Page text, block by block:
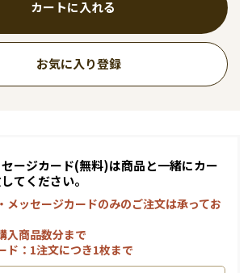
カートに入れる
お気に入り登録
ージカード(無料)は商品と一緒にカー
てください。
ッセージカードのみのご注文は承ってお
入商品数分まで
ド：1注文につき1枚まで